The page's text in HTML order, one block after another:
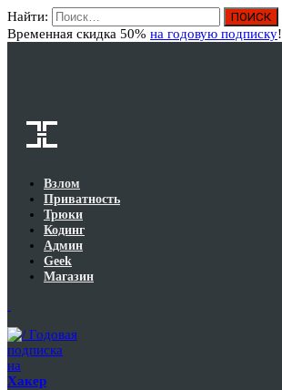
Найти:
Временная скидка 50% на годовую подписку!
Взлом
Приватность
Трюки
Кодинг
Админ
Geek
Магазин
Годовая
подписка
на
Хакер